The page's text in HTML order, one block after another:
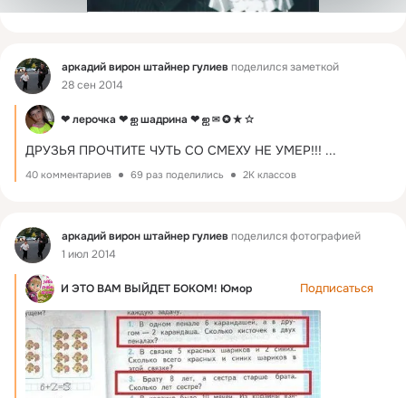
Фид аркадий вирон штайнер гулиев поделился заметкой
28 сен 2014
❤ лерочка ❤ ஐ шадрина ❤ ஐ ✉ ✪ ★ ☆
ДРУЗЬЯ ПРОЧТИТЕ ЧУТЬ СО СМЕХУ НЕ УМЕР!!! ...
40 комментариев 69 раз поделились 2K классов
Фид аркадий вирон штайнер гулиев поделился фотографией
1 июл 2014
И ЭТО ВАМ ВЫЙДЕТ БОКОМ! Юмор Подписаться